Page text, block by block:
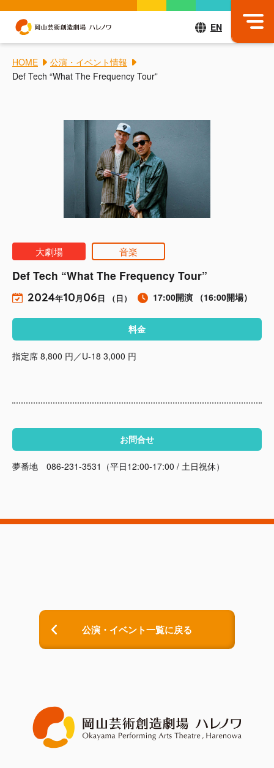
EN
HOME
公演・イベント情報
Def Tech “What The Frequency Tour”
大劇場 音楽
Def Tech “What The Frequency Tour”
2024年10月06日 （日） 17:00開演 （16:00開場）
料金
指定席 8,800 円／U-18 3,000 円
お問合せ
夢番地 086-231-3531（平日12:00-17:00 / 土日祝休）
公演・イベント一覧に戻る